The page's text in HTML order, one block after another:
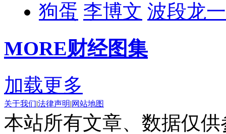
狗蛋 李博文 波段龙一
MORE财经图集
加载更多
关于我们|法律声明|网站地图
本站所有文章、数据仅